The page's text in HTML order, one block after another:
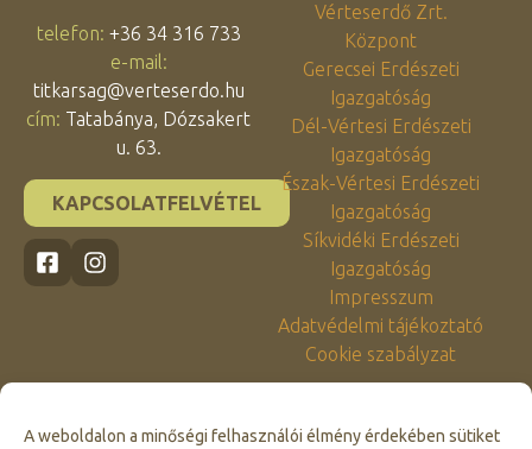
A weboldalon a minőségi felhasználói élmény érdekében sütiket
telefon: +36 34 316 733
e-mail:
titkarsag@verteserdo.hu
cím: Tatabánya, Dózsakert
u. 63.
KAPCSOLATFELVÉTEL
Vérteserdő Zrt.
Központ
Gerecsei Erdészeti
Igazgatóság
Dél-Vértesi Erdészeti
Igazgatóság
Észak-Vértesi Erdészeti
Igazgatóság
Síkvidéki Erdészeti
Igazgatóság
Impresszum
Adatvédelmi tájékoztató
Cookie szabályzat